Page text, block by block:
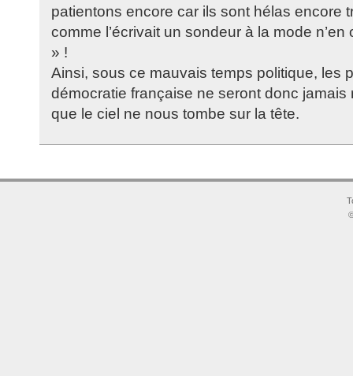
patientons encore car ils sont hélas encore
comme l’écrivait un sondeur à la mode
» !
Ainsi, sous ce mauvais temps politique, les
démocratie française ne seront donc jamais
que le ciel ne nous tombe sur la tête.